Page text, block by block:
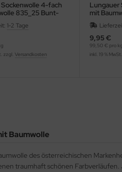
4-fach
835_25 Bunt-
1-2 Tage
zzgl.Versandkosten
Lungauer
mit
9,95 €
99,50 € pro kg
inkl. 19 %
Baumwolle
des österreichischen
traumhaft schönen